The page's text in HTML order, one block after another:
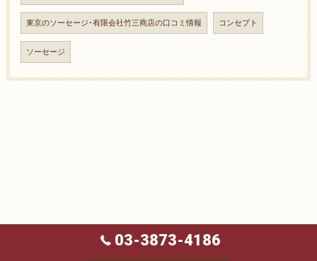
東京のソーセージ･有限会社竹三商店の口コミ情報 コンセプト
ソーセージ
03-3873-4186